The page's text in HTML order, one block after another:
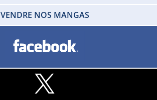
VENDRE NOS MANGAS